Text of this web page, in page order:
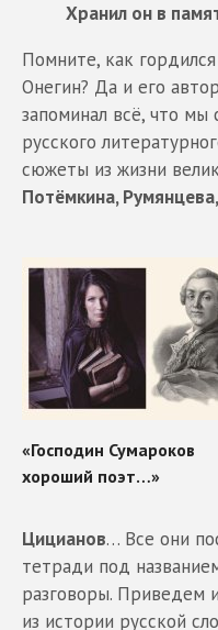
Хранил он в
Помните, как
Онегин? Да и его
запоминал всё, что мы
русского
сюжеты из жизни
Потёмкина, Румянцева,
Цицианов… Все они
тетради под
разговоры. Приведем
из истории русской